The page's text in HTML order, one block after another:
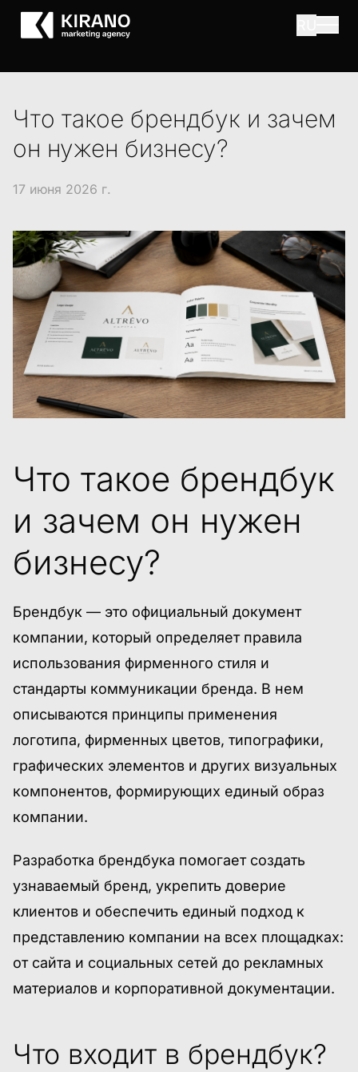
Что такое брендбук и зачем
он нужен бизнесу?
17 июня 2026 г.
Что такое брендбук
и зачем он нужен
бизнесу?
Брендбук — это официальный документ
компании, который определяет правила
использования фирменного стиля и
стандарты коммуникации бренда. В нем
описываются принципы применения
логотипа, фирменных цветов, типографики,
графических элементов и других визуальных
компонентов, формирующих единый образ
компании.
Разработка брендбука помогает создать
узнаваемый бренд, укрепить доверие
клиентов и обеспечить единый подход к
представлению компании на всех площадках:
от сайта и социальных сетей до рекламных
материалов и корпоративной документации.
Что входит в брендбук?